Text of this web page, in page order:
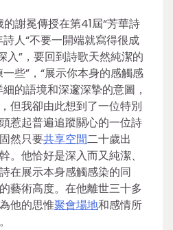
謝冕傳授在第41屆“芳華詩
人“不要一開端就寫得很成
入”，要回到詩歌天然純潔的
些”，“展示你本身的感觸感
的語境和深邃深摯的意圖，
但我卻由此想到了一位特別
惹起普遍追蹤關心的一位詩
然只要共享空間二十歲出
。他恰好是深入而又純潔、
在展示本身感觸感染的同
藝術高度。在他離世三十多
他的思惟聚會場地和感情所